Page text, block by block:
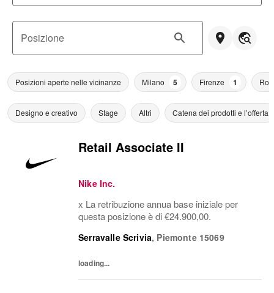
Posizione
Posizioni aperte nelle vicinanze Milano 5 Firenze 1
Designo e creativo Stage Altri Catena dei prodotti e l’offerta
Retail Associate II
Nike Inc.
x La retribuzione annua base iniziale per
questa posizione è di €24.900,00.
Serravalle Scrivia, Piemonte 15069
loading...